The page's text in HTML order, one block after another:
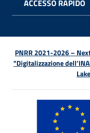
ACCESSO RAPIDO
PNRR 2021-2026 –
"Digitalizzazione